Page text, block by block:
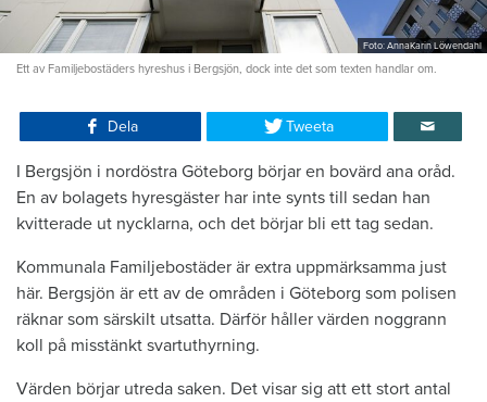
Foto: AnnaKarin Löwendahl
Ett av Familjebostäders hyreshus i Bergsjön, dock inte det som texten handlar om.
Dela Tweeta
I Bergsjön i nordöstra Göteborg börjar en bovärd ana oråd.
En av bolagets hyresgäster har inte synts till sedan han
kvitterade ut nycklarna, och det börjar bli ett tag sedan.
Kommunala Familjebostäder är extra uppmärksamma just
här. Bergsjön är ett av de områden i Göteborg som polisen
räknar som särskilt utsatta. Därför håller värden noggrann
koll på misstänkt svartuthyrning.
Värden börjar utreda saken. Det visar sig att ett stort antal